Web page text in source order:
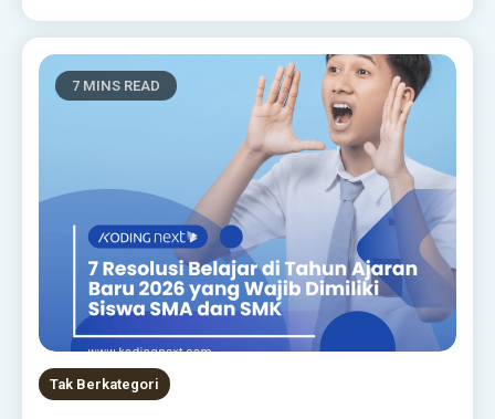
7 MINS READ
Tak Berkategori